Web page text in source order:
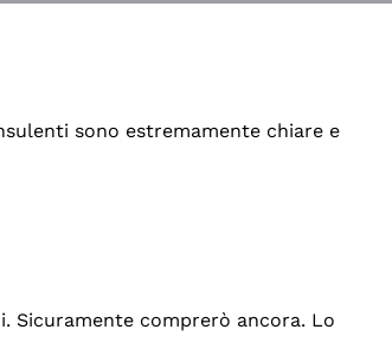
sono estremamente chiare e
Sicuramente comprerò ancora. Lo